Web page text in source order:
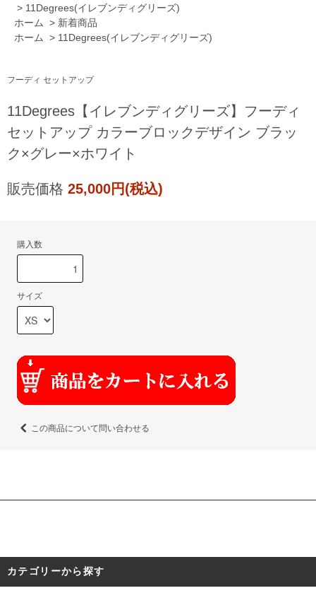
> 11Degrees(イレブンディグリーズ)
ホーム > 新着商品
ホーム > 11Degrees(イレブンディグリーズ)
フーディ セットアップ
11Degrees【イレブンディグリーズ】フーディ
セットアップ カラーブロックデザイン ブラッ
ク×グレー×ホワイト
販売価格 25,000円(税込)
購入数
サイズ
この商品について問い合わせる
カテゴリーから探す